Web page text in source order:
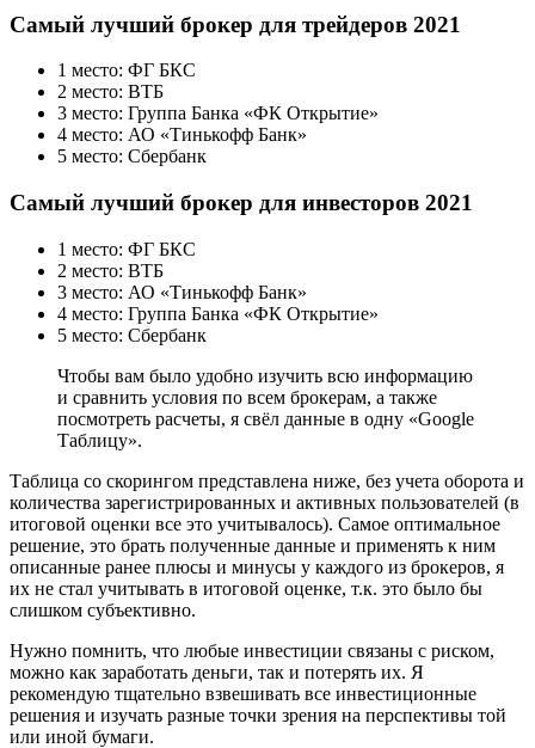
Самый лучший брокер для трейдеров 2021
1 место: ФГ БКС
2 место: ВТБ
3 место: Группа Банка «ФК Открытие»
4 место: АО «Тинькофф Банк»
5 место: Сбербанк
Самый лучший брокер для инвесторов 2021
1 место: ФГ БКС
2 место: ВТБ
3 место: АО «Тинькофф Банк»
4 место: Группа Банка «ФК Открытие»
5 место: Сбербанк
Чтобы вам было удобно изучить всю информацию
и сравнить условия по всем брокерам, а также
посмотреть расчеты, я свёл данные в одну «Google
Таблицу».
Таблица со скорингом представлена ниже, без учета оборота и
количества зарегистрированных и активных пользователей (в
итоговой оценки все это учитывалось). Самое оптимальное
решение, это брать полученные данные и применять к ним
описанные ранее плюсы и минусы у каждого из брокеров, я
их не стал учитывать в итоговой оценке, т.к. это было бы
слишком субъективно.
Нужно помнить, что любые инвестиции связаны с риском,
можно как заработать деньги, так и потерять их. Я
рекомендую тщательно взвешивать все инвестиционные
решения и изучать разные точки зрения на перспективы той
или иной бумаги.